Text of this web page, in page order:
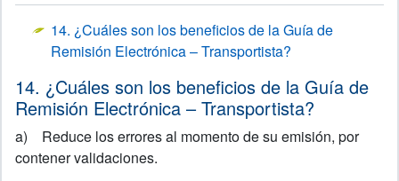
14. ¿Cuáles son los beneficios de la Guía de
Remisión Electrónica – Transportista?
14. ¿Cuáles son los beneficios de la Guía de
Remisión Electrónica – Transportista?
a) Reduce los errores al momento de su emisión, por
contener validaciones.